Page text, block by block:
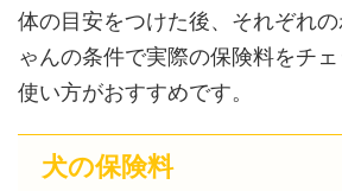
体の目安をつけた後、それぞれ
ゃんの条件で実際の保険料をチ
使い方がおすすめです。
犬の保険料